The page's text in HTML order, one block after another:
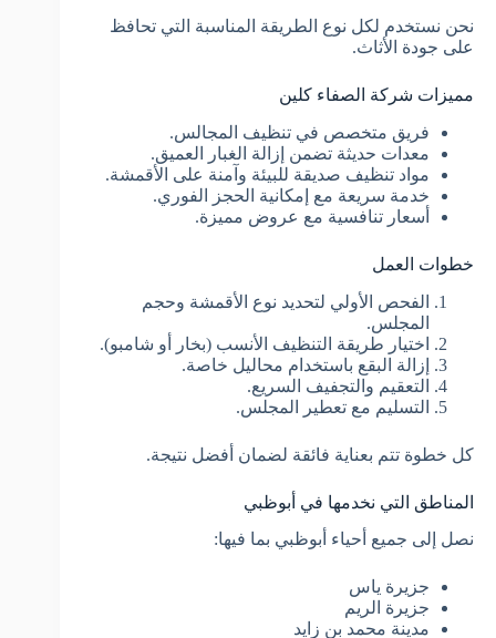
نحن نستخدم لكل نوع الطريقة المناسبة التي تحافظ
على جودة الأثاث.
مميزات شركة الصفاء كلين
فريق متخصص في تنظيف المجالس.
معدات حديثة تضمن إزالة الغبار العميق.
مواد تنظيف صديقة للبيئة وآمنة على الأقمشة.
خدمة سريعة مع إمكانية الحجز الفوري.
أسعار تنافسية مع عروض مميزة.
خطوات العمل
الفحص الأولي لتحديد نوع الأقمشة وحجم
المجلس.
اختيار طريقة التنظيف الأنسب (بخار أو شامبو).
إزالة البقع باستخدام محاليل خاصة.
التعقيم والتجفيف السريع.
التسليم مع تعطير المجلس.
كل خطوة تتم بعناية فائقة لضمان أفضل نتيجة.
المناطق التي نخدمها في أبوظبي
نصل إلى جميع أحياء أبوظبي بما فيها:
جزيرة ياس
جزيرة الريم
مدينة محمد بن زايد